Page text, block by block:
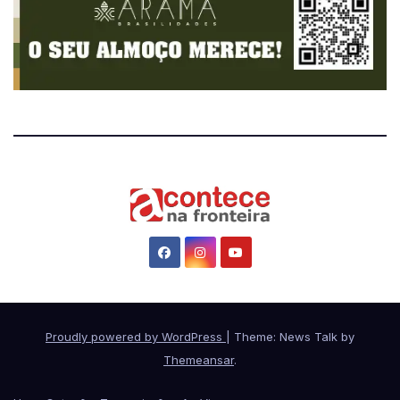
Proudly powered by WordPress
Theme: News Talk by
Themeansar.